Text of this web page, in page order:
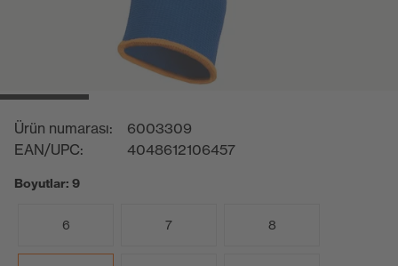
Ürün numarası:
6003309
EAN/UPC:
4048612106457
Boyutlar: 9
6 7 8